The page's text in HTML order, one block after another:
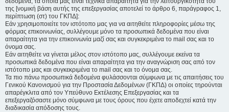
της [νομική βάση αυτής της επεξεργασίας αποτελεί το άρθρο 6, παράγραφος 1,
περίπτωση (στ) του ΓΚΠΔ]:
Εάν χρησιμοποιείτε τον ιστότοπο μας για να αιτηθείτε πληροφορίες μέσω της
φόρμας επικοινωνίας, συλλέγουμε μόνο τα προσωπικά δεδομένα που είναι
απαραίτητα για την επικοινωνία μαζί σας και συγκεκριμένα το mail σας και το
όνομα σας.
Εάν αιτηθείτε να γίνεται μέλος στον ιστότοπο μας, συλλέγουμε εκείνα τα
προσωπικά δεδομένα που είναι απαραίτητα για την αναγνώριση σας από τον
ιστότοπο μας και συγκεκριμένα το mail σας και το όνομα σας.
Τα πιο πάνω προσωπικά δεδομένα φυλάσσονται σύμφωνα με τις απαιτήσεις του
Γενικού Κανονισμού για την Προστασία Δεδομένων (ΓΚΠΔ) οι οποίες τηρούνται
απαρέγκλιτα από τον Υπεύθυνο Εκτέλεσης Επεξεργασίας και τα
επεξεργαζόσαστε μόνο σύμφωνα με τους όρους που έχετε αποδεχτεί κατά την
διαδικασία απόδοσης τους.